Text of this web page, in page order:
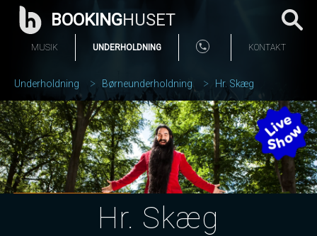
BOOKINGHUSET
MUSIK UNDERHOLDNING KONTAKT
Underholdning Børneunderholdning Hr. Skæg
Hr. Skæg